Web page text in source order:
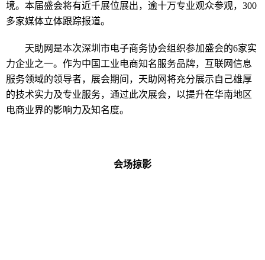
境。本届盛会将有近千展位展出， 逾十万专业观众参观，300
多家媒体立体跟踪报道。
天助网是本次深圳市电子商务协会组织参加盛会的6家实
力企业之一。作为中国工业电商知名服务品牌， 互联网信息
服务领域的领导者，展会期间，天助网将充分展示自己雄厚
的技术实力及专业服务， 通过此次展会， 以提升在华南地区
电商业界的影响力及知名度。
会场掠影